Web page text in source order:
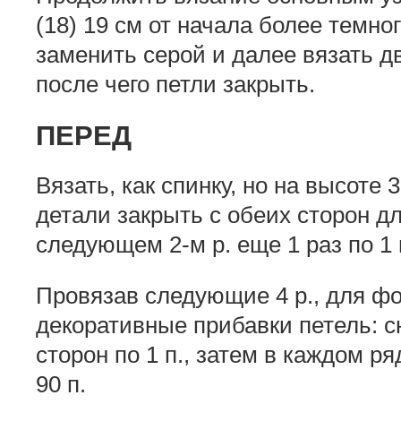
(18) 19 см от начала более
заменить серой и далее вязать
после чего петли закрыть.
ПЕРЕД
Вязать, как спинку, но на высоте
детали закрыть с обеих сторон
следующем 2-м р. еще 1 раз по 1
Провязав следующие 4 р., для
декоративные прибавки петель:
сторон по 1 п., затем в каждом
90 п.